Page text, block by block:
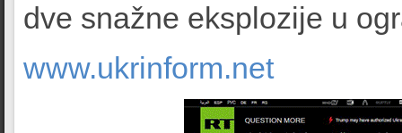
dve snažne eksplozije u
www.ukrinform.net